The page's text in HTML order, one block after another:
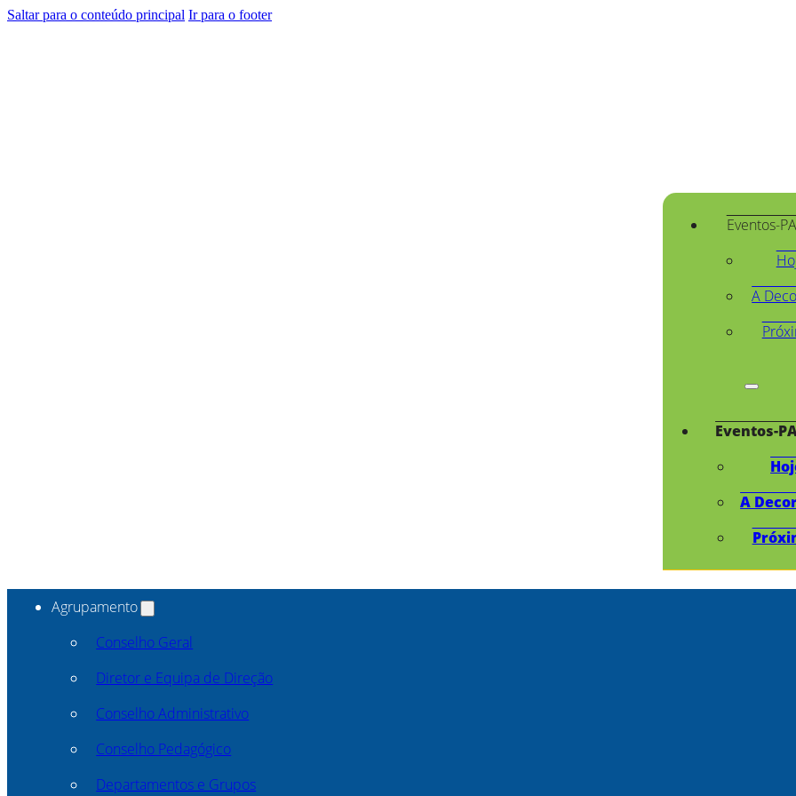
Saltar para o conteúdo principal Ir para o footer
Eventos-
A
Eventos-
A
Agrupamento
Conselho Geral
Diretor e Equipa de Direção
Conselho Administrativo
Conselho Pedagógico
Departamentos e Grupos